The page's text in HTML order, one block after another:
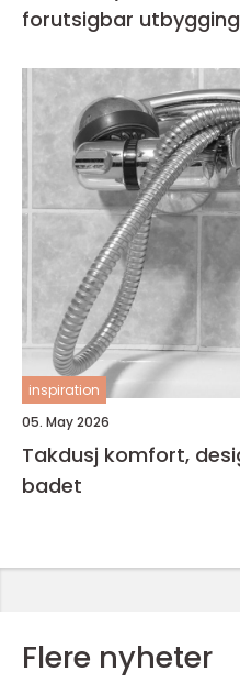
forutsigbar utbygging
inspiration
05. May 2026
Takdusj komfort, design og smarte valg på
badet
Flere nyheter